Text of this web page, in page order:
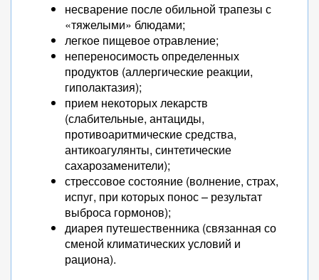
несварение после обильной трапезы с
«тяжелыми» блюдами;
легкое пищевое отравление;
непереносимость определенных
продуктов (аллергические реакции,
гиполактазия);
прием некоторых лекарств
(слабительные, антациды,
противоаритмические средства,
антикоагулянты, синтетические
сахарозаменители);
стрессовое состояние (волнение, страх,
испуг, при которых понос – результат
выброса гормонов);
диарея путешественника (связанная со
сменой климатических условий и
рациона).